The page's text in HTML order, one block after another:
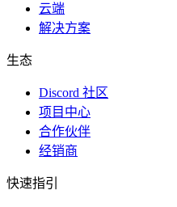
云端
解决方案
生态
Discord 社区
项目中心
合作伙伴
经销商
快速指引